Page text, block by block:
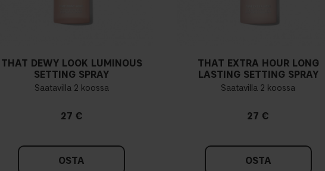
THAT DEWY LOOK LUMINOUS
SETTING SPRAY
Saatavilla 2 koossa
27 €
OSTA
THAT EXTRA HOUR LONG
LASTING SETTING SPRAY
Saatavilla 2 koossa
27 €
OSTA